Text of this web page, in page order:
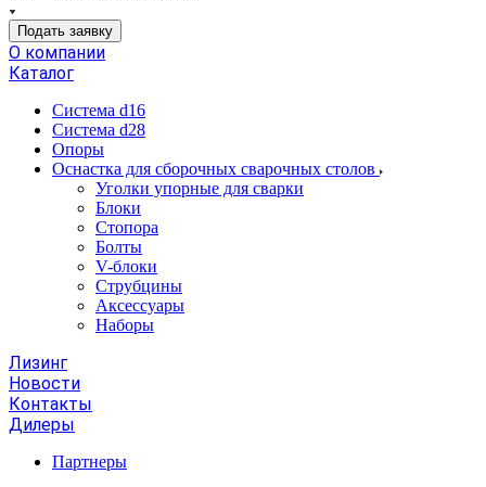
Подать заявку
О компании
Каталог
Система d16
Система d28
Опоры
Оснастка для сборочных сварочных столов
Уголки упорные для сварки
Блоки
Стопора
Болты
V-блоки
Струбцины
Аксессуары
Наборы
Лизинг
Новости
Контакты
Дилеры
Партнеры